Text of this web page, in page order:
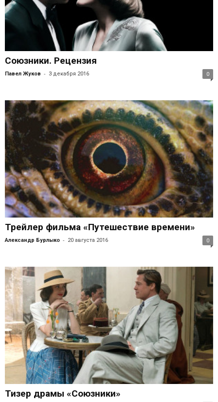
Союзники. Рецензия
Павел Жуков - 3 декабря 2016 0
Трейлер фильма «Путешествие времени»
Александр Бурлыко - 20 августа 2016 0
Тизер драмы «Союзники»